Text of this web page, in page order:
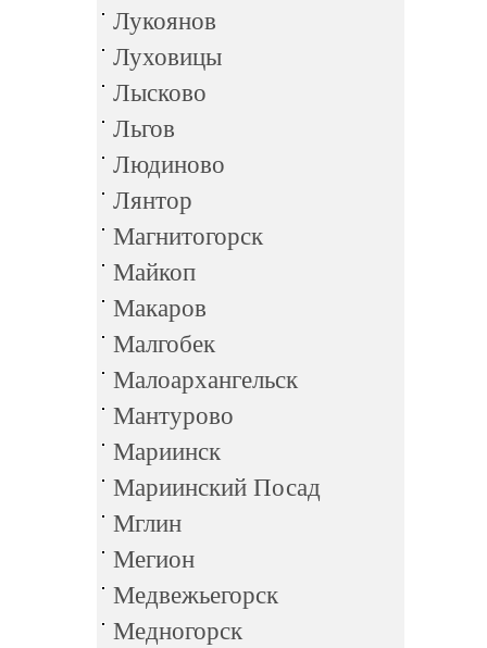
Лукоянов
Луховицы
Лысково
Льгов
Людиново
Лянтор
Магнитогорск
Майкоп
Макаров
Малгобек
Малоархангельск
Мантурово
Мариинск
Мариинский Посад
Мглин
Мегион
Медвежьегорск
Медногорск